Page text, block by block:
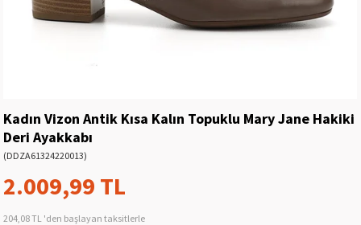
Kadın Vizon Antik Kısa Kalın Topuklu Mary Jane Hakiki
Deri Ayakkabı
(DDZA61324220013)
2.009,99 TL
204,08 TL 'den başlayan taksitlerle